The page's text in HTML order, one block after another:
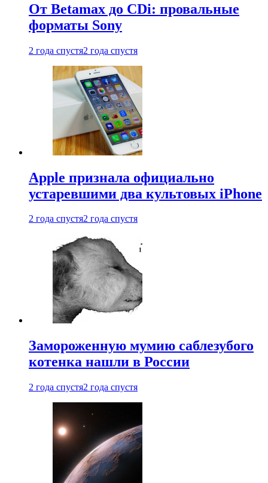
От Betamax до CDi: провальные
форматы Sony
2 года спустя2 года спустя
Apple признала официально
устаревшими два культовых iPhone
2 года спустя2 года спустя
Замороженную мумию саблезубого
котенка нашли в России
2 года спустя2 года спустя